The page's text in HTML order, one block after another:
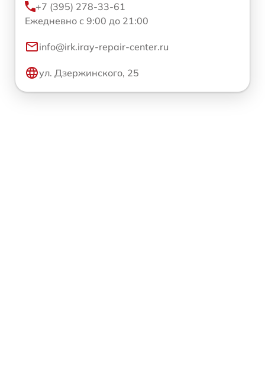
+7 (395) 278-33-61
Ежедневно с 9:00 до 21:00
info@irk.iray-repair-center.ru
ул. Дзержинского, 25